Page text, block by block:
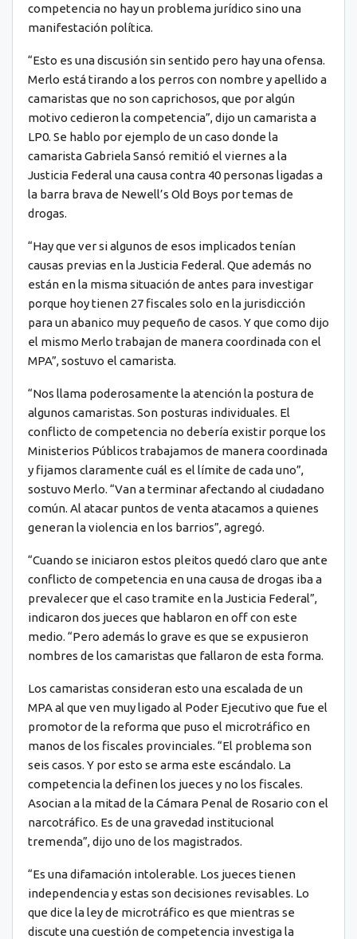
competencia no hay un problema jurídico sino una
manifestación política.
“Esto es una discusión sin sentido pero hay una ofensa.
Merlo está tirando a los perros con nombre y apellido a
camaristas que no son caprichosos, que por algún
motivo cedieron la competencia”, dijo un camarista a
LP0. Se hablo por ejemplo de un caso donde la
camarista Gabriela Sansó remitió el viernes a la
Justicia Federal una causa contra 40 personas ligadas a
la barra brava de Newell’s Old Boys por temas de
drogas.
“Hay que ver si algunos de esos implicados tenían
causas previas en la Justicia Federal. Que además no
están en la misma situación de antes para investigar
porque hoy tienen 27 fiscales solo en la jurisdicción
para un abanico muy pequeño de casos. Y que como dijo
el mismo Merlo trabajan de manera coordinada con el
MPA”, sostuvo el camarista.
“Nos llama poderosamente la atención la postura de
algunos camaristas. Son posturas individuales. El
conflicto de competencia no debería existir porque los
Ministerios Públicos trabajamos de manera coordinada
y fijamos claramente cuál es el límite de cada uno”,
sostuvo Merlo. “Van a terminar afectando al ciudadano
común. Al atacar puntos de venta atacamos a quienes
generan la violencia en los barrios”, agregó.
“Cuando se iniciaron estos pleitos quedó claro que ante
conflicto de competencia en una causa de drogas iba a
prevalecer que el caso tramite en la Justicia Federal”,
indicaron dos jueces que hablaron en off con este
medio. “Pero además lo grave es que se expusieron
nombres de los camaristas que fallaron de esta forma.
Los camaristas consideran esto una escalada de un
MPA al que ven muy ligado al Poder Ejecutivo que fue el
promotor de la reforma que puso el microtráfico en
manos de los fiscales provinciales. “El problema son
seis casos. Y por esto se arma este escándalo. La
competencia la definen los jueces y no los fiscales.
Asocian a la mitad de la Cámara Penal de Rosario con el
narcotráfico. Es de una gravedad institucional
tremenda”, dijo uno de los magistrados.
“Es una difamación intolerable. Los jueces tienen
independencia y estas son decisiones revisables. Lo
que dice la ley de microtráfico es que mientras se
discute una cuestión de competencia investiga la